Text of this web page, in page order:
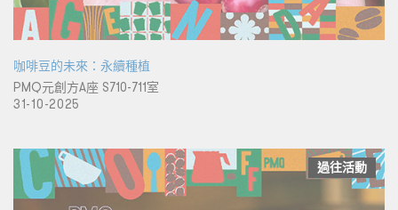
咖啡豆的未來：永續種植
PMQ元創方A座 S710-711室
31-10-2025
過往活動